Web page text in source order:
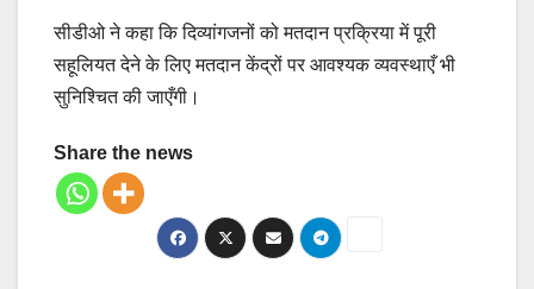
सीडीओ ने कहा कि दिव्यांगजनों को मतदान प्रक्रिया में पूरी
सहूलियत देने के लिए मतदान केंद्रों पर आवश्यक व्यवस्थाएँ भी
सुनिश्चित की जाएँगी।
Share the news